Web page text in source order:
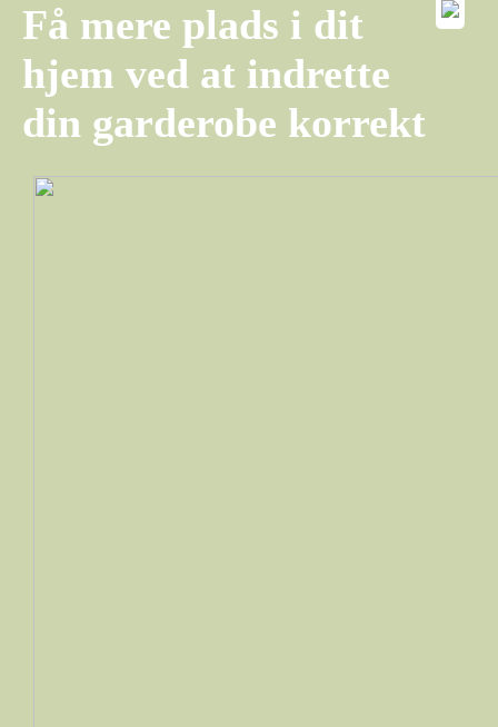
Få mere plads i dit
hjem ved at indrette
din garderobe korrekt